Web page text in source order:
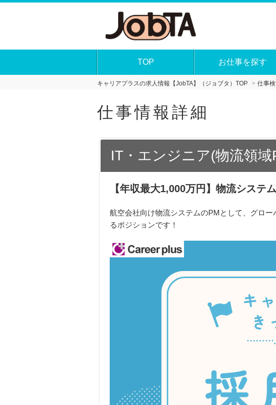
TOP お仕事を探す
キャリアプラスの求人情報【JobTA】（ジョブタ）TOP 仕事
仕事情報詳細
IT・エンジニア(物流領域
【年収最大1,000万円】物流システ
航空会社向け物流システムのPMとして、グロ
るポジションです！